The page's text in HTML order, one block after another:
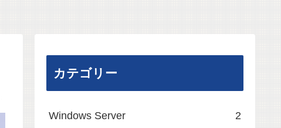
カテゴリー
Windows Server 2